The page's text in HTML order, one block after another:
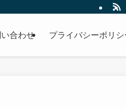
い合わせ プライバシーポリシ